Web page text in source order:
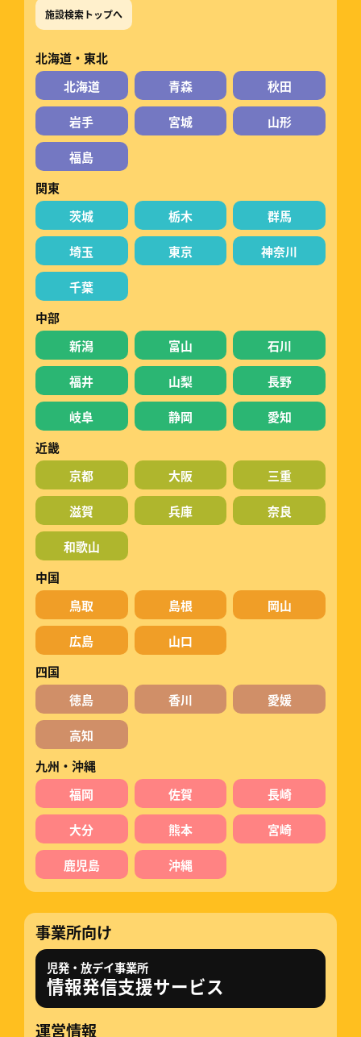
施設検索トップへ
北海道・東北
北海道
青森 秋田
岩手 宮城 山形
福島
関東
茨城
栃木 群馬
埼玉 東京 神奈川
千葉
中部
新潟
富山 石川
福井 山梨 長野
岐阜 静岡
愛知
近畿
京都
大阪 三重
滋賀 兵庫 奈良
和歌山
中国
鳥取
島根 岡山
広島
山口
四国
徳島
香川 愛媛
高知
九州・沖縄
福岡
佐賀 長崎
大分 熊本 宮崎
鹿児島 沖縄
事業所向け
児発・放デイ事業所
情報発信支援サービス
運営情報